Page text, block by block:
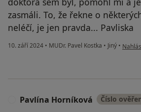
zasmáli. To, že řekne o
neléčí, je jen pravda... Pavliska
10. září 2024 • MUDr. Pavel Kostka • Jiný • podle
Pavlína Horníková Číslo